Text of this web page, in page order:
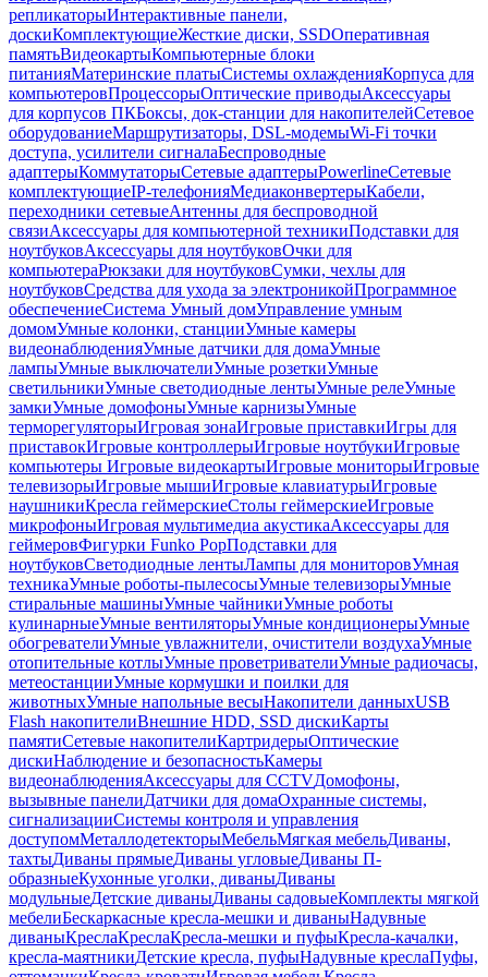
репликаторыИнтерактивные панели,
доскиКомплектующиеЖесткие диски, SSDОперативная
памятьВидеокартыКомпьютерные блоки
питанияМатеринские платыСистемы охлажденияКорпуса для
компьютеровПроцессорыОптические приводыАксессуары
для корпусов ПКБоксы, док-станции для накопителейСетевое
оборудованиеМаршрутизаторы, DSL-модемыWi-Fi точки
доступа, усилители сигналаБеспроводные
адаптерыКоммутаторыСетевые адаптерыPowerlineСетевые
комплектующиеIP-телефонияМедиаконвертерыКабели,
переходники сетевыеАнтенны для беспроводной
связиАксессуары для компьютерной техникиПодставки для
ноутбуковАксессуары для ноутбуковОчки для
компьютераРюкзаки для ноутбуковСумки, чехлы для
ноутбуковСредства для ухода за электроникойПрограммное
обеспечениеСистема Умный домУправление умным
домомУмные колонки, станцииУмные камеры
видеонаблюденияУмные датчики для домаУмные
лампыУмные выключателиУмные розеткиУмные
светильникиУмные светодиодные лентыУмные релеУмные
замкиУмные домофоныУмные карнизыУмные
терморегуляторыИгровая зонаИгровые приставкиИгры для
приставокИгровые контроллерыИгровые ноутбукиИгровые
компьютеры Игровые видеокартыИгровые мониторыИгровые
телевизорыИгровые мышиИгровые клавиатурыИгровые
наушникиКресла геймерскиеСтолы геймерскиеИгровые
микрофоныИгровая мультимедиа акустикаАксессуары для
геймеровФигурки Funko PopПодставки для
ноутбуковСветодиодные лентыЛампы для мониторовУмная
техникаУмные роботы-пылесосыУмные телевизорыУмные
стиральные машиныУмные чайникиУмные роботы
кулинарныеУмные вентиляторыУмные кондиционерыУмные
обогревателиУмные увлажнители, очистители воздухаУмные
отопительные котлыУмные проветривателиУмные радиочасы,
метеостанцииУмные кормушки и поилки для
животныхУмные напольные весыНакопители данныхUSB
Flash накопителиВнешние HDD, SSD дискиКарты
памятиСетевые накопителиКартридерыОптические
дискиНаблюдение и безопасностьКамеры
видеонаблюденияАксессуары для CCTVДомофоны,
вызывные панелиДатчики для домаОхранные системы,
сигнализацииСистемы контроля и управления
доступомМеталлодетекторыМебельМягкая мебельДиваны,
тахтыДиваны прямыеДиваны угловыеДиваны П-
образныеКухонные уголки, диваныДиваны
модульныеДетские диваныДиваны садовыеКомплекты мягкой
мебелиБескаркасные кресла-мешки и диваныНадувные
диваныКреслаКреслаКресла-мешки и пуфыКресла-качалки,
кресла-маятникиДетские кресла, пуфыНадувные креслаПуфы,